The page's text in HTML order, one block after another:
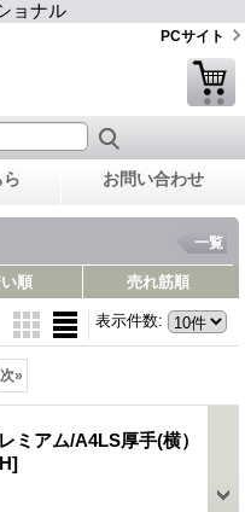
ョナル
PCサイト
お問い合わせ
一覧
順 売れ筋順
表示件数:
次»
アム/A4LS厚手(横）